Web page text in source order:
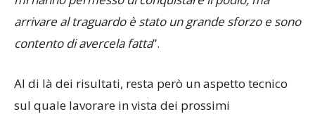
arrivare al traguardo è stato un grande sforzo e sono
contento di avercela fatta”.
sul quale lavorare in vista dei prossimi